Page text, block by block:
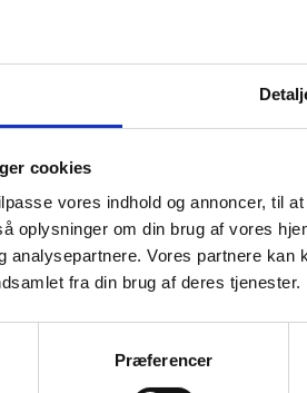
cookies
vores indhold og annoncer, til
oplysninger om din brug af vores
analysepartnere. Vores partnere
fra din brug af deres tjenester.
Præferencer
PVL Stik til Tænding (Dobbelt
Stik)
kr.62,50